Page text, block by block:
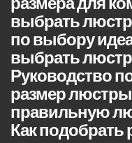
выбрать
по выбору
выбрать
Руководство
размер
правильную
Как подобрать